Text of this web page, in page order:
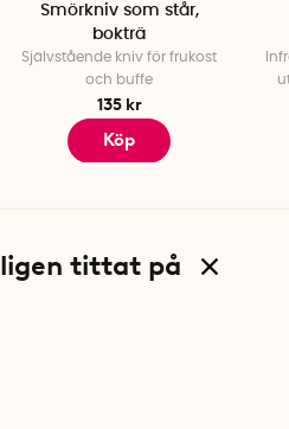
Smörkniv som står,
bokträ
Självstående kniv för frukost
och buffe
135 kr
Köp
tittat på